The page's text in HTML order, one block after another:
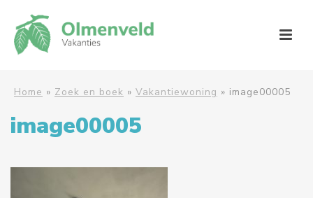
Home » Zoek en boek » Vakantiewoning » image00005
image00005